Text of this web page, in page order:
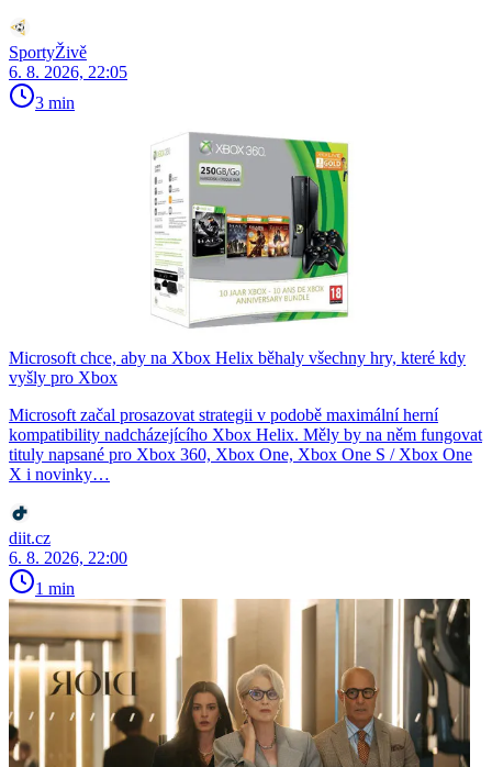
SportyŽivě
6. 8. 2026, 22:05
3 min
Microsoft chce, aby na Xbox Helix běhaly všechny hry, které kdy
vyšly pro Xbox
Microsoft začal prosazovat strategii v podobě maximální herní
kompatibility nadcházejícího Xbox Helix. Měly by na něm fungovat
tituly napsané pro Xbox 360, Xbox One, Xbox One S / Xbox One
X i novinky…
diit.cz
6. 8. 2026, 22:00
1 min